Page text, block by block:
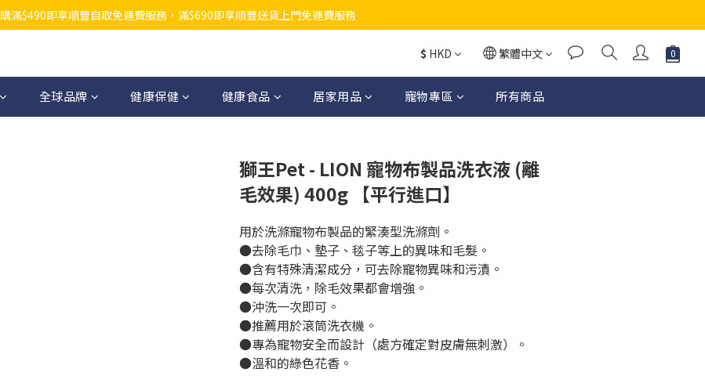
購滿$490即享順豐自取免運費服務，滿$690即享順豐送貨上門免運費服務
$ HKD 繁體中文
全球品牌 健康保健 健康食品 居家用品 寵物專區 所有商品
獅王Pet - LION 寵物布製品洗衣液 (離
毛效果) 400g 【平行進口】
用於洗滌寵物布製品的緊湊型洗滌劑。
●去除毛巾、墊子、毯子等上的異味和毛髮。
●含有特殊清潔成分，可去除寵物異味和污漬。
●每次清洗，除毛效果都會增強。
●沖洗一次即可。
●推薦用於滾筒洗衣機。
●專為寵物安全而設計（處方確定對皮膚無刺激）。
●溫和的綠色花香。